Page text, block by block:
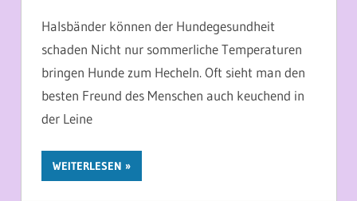
Halsbänder können der Hundegesundheit
schaden Nicht nur sommerliche Temperaturen
bringen Hunde zum Hecheln. Oft sieht man den
besten Freund des Menschen auch keuchend in
der Leine
WEITERLESEN